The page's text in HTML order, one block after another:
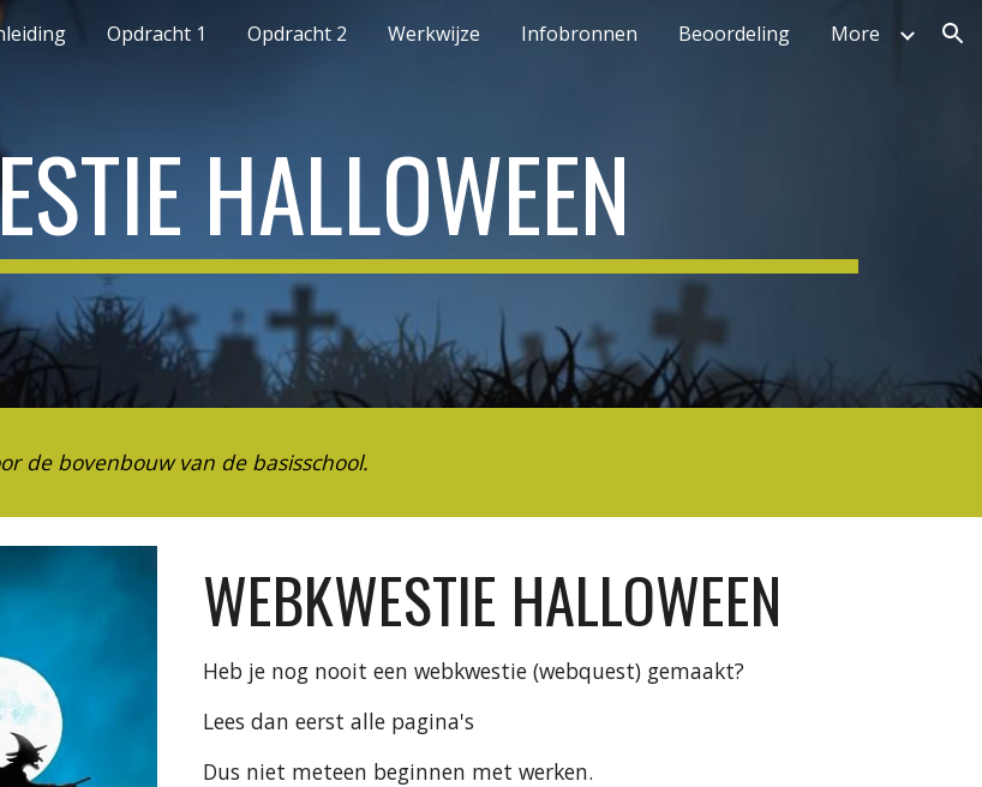
Skip to navigation
Opdracht 1 Opdracht 2 Werkwijze Infobronnen Beoordeling More
HALLOWEEN
de bovenbouw van de basisschool.
WEBKWESTIE HALLOWEEN
Heb je nog nooit een webkwestie (webquest) gemaakt?
Lees dan eerst alle pagina's
Dus niet meteen beginnen met werken.